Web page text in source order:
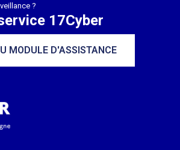
?
17Cyber
MODULE D'ASSISTANCE